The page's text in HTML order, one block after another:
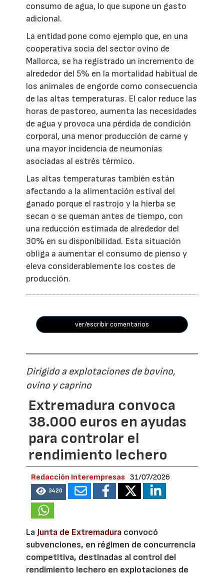
consumo de agua, lo que supone un gasto
adicional.
La entidad pone como ejemplo que, en una
cooperativa socia del sector ovino de
Mallorca, se ha registrado un incremento de
alrededor del 5% en la mortalidad habitual de
los animales de engorde como consecuencia
de las altas temperaturas. El calor reduce las
horas de pastoreo, aumenta las necesidades
de agua y provoca una pérdida de condición
corporal, una menor producción de carne y
una mayor incidencia de neumonías
asociadas al estrés térmico.
Las altas temperaturas también están
afectando a la alimentación estival del
ganado porque el rastrojo y la hierba se
secan o se queman antes de tiempo, con
una reducción estimada de alrededor del
30% en su disponibilidad. Esta situación
obliga a aumentar el consumo de pienso y
eleva considerablemente los costes de
producción.
ver/escribir comentarios
Dirigido a explotaciones de bovino,
ovino y caprino
Extremadura convoca
38.000 euros en ayudas
para controlar el
rendimiento lechero
Redacción Interempresas 31/07/2026
3420
La Junta de Extremadura convocó
subvenciones, en régimen de concurrencia
competitiva, destinadas al control del
rendimiento lechero en explotaciones de